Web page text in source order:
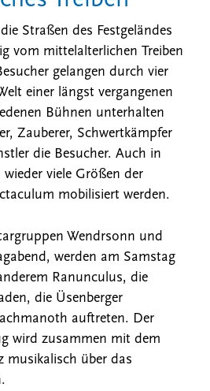
Straßen des Festgeländes
vom mittelalterlichen Treiben
gelangen durch vier
einer längst vergangenen
Bühnen unterhalten
Zauberer, Schwertkämpfer
die Besucher. Auch in
viele Größen der
mobilisiert werden.
Wendrsonn und
werden am Samstag
Ranunculus, die
die Üsenberger
auftreten. Der
wird zusammen mit dem
musikalisch über das